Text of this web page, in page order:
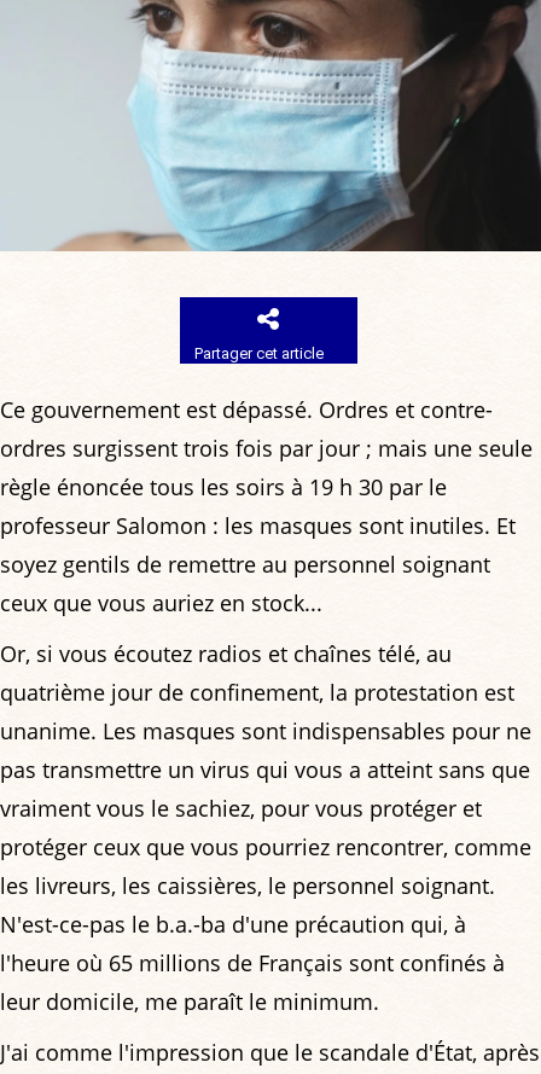
Partager cet article
Ce gouvernement est dépassé. Ordres et contre-
ordres surgissent trois fois par jour ; mais une seule
règle énoncée tous les soirs à 19 h 30 par le
professeur Salomon : les masques sont inutiles. Et
soyez gentils de remettre au personnel soignant
ceux que vous auriez en stock...
Or, si vous écoutez radios et chaînes télé, au
quatrième jour de confinement, la protestation est
unanime. Les masques sont indispensables pour ne
pas transmettre un virus qui vous a atteint sans que
vraiment vous le sachiez, pour vous protéger et
protéger ceux que vous pourriez rencontrer, comme
les livreurs, les caissières, le personnel soignant.
N'est-ce-pas le b.a.-ba d'une précaution qui, à
l'heure où 65 millions de Français sont confinés à
leur domicile, me paraît le minimum.
J'ai comme l'impression que le scandale d'État, après